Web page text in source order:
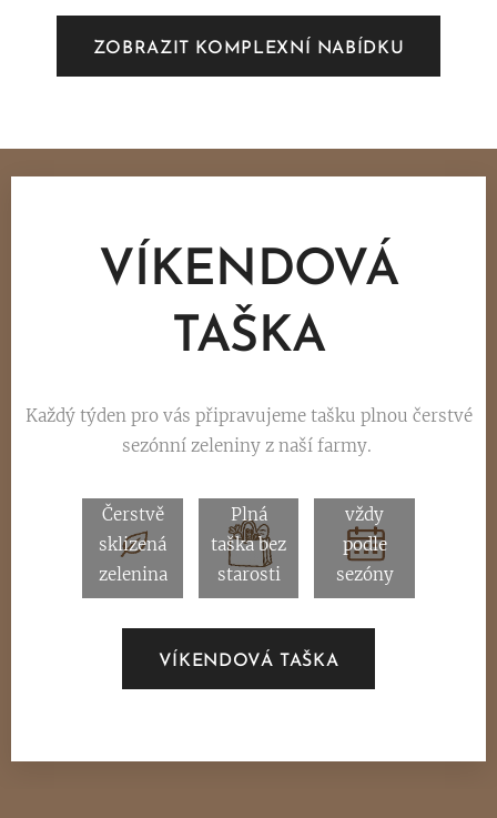
ZOBRAZIT KOMPLEXNÍ NABÍDKU
VÍKENDOVÁ
TAŠKA
Každý týden pro vás připravujeme tašku plnou čerstvé
sezónní zeleniny z naší farmy.
Čerstvě
sklizená
zelenina
Plná
taška bez
starosti
vždy
podle
sezóny
VÍKENDOVÁ TAŠKA